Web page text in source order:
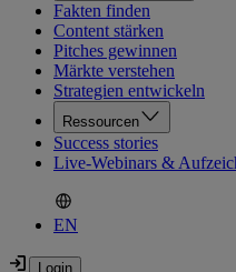
Fakten finden
Content stärken
Pitches gewinnen
Märkte verstehen
Strategien entwickeln
Ressourcen
Success stories
Live-Webinars &
EN